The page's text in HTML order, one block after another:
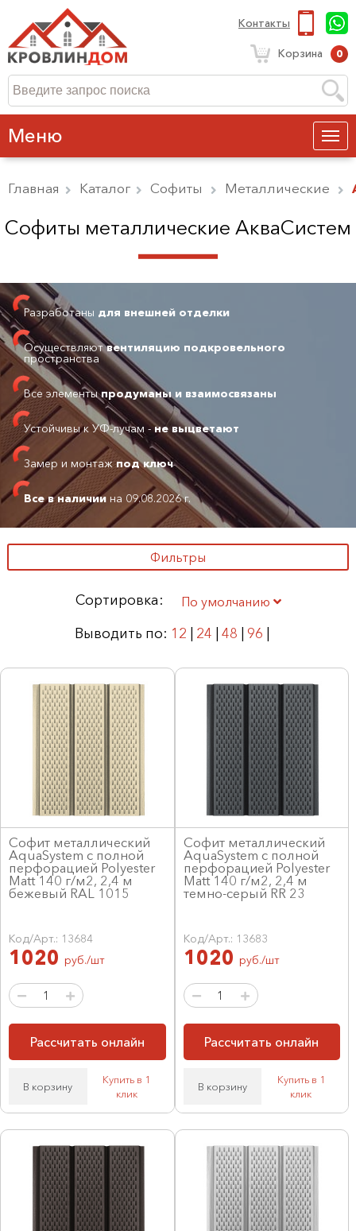
Контакты
Корзина 0
Меню
Главная Каталог Софиты Металлические
Софиты металлические АкваСистем
Разработаны для внешней отделки
Осуществляютвентиляцию подкровельного
пространства
Все элементыпродуманы и взаимосвязаны
Устойчивы к УФ-лучам -не выцветают
Замер и монтажпод ключ
Все в наличии на 09.08.2026 г.
Фильтры
Сортировка: По умолчанию
Выводить по: 12 | 24 | 48 | 96 |
Софит металлический
AquaSystem с полной
перфорацией Polyester
Matt 140 г/м2, 2,4 м
бежевый RAL 1015
Код/Арт.: 13684
1020 руб./шт
Рассчитать онлайн
В корзину
Купить в 1
клик
Софит металлический
AquaSystem с полной
перфорацией Polyester
Matt 140 г/м2, 2,4 м
темно-серый RR 23
Код/Арт.: 13683
1020 руб./шт
Рассчитать онлайн
В корзину
Купить в 1
клик